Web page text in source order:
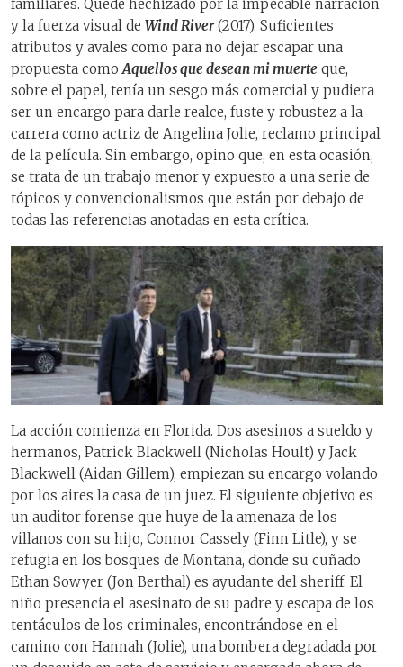
familiares. Quedé hechizado por la impecable narración
y la fuerza visual de Wind River(2017). Suficientes
atributos y avales como para no dejar escapar una
propuesta comoAquellos que desean mi muerte que,
sobre el papel, tenía un sesgo más comercial y pudiera
ser un encargo para darle realce, fuste y robustez a la
carrera como actriz de Angelina Jolie, reclamo principal
de la película. Sin embargo, opino que, en esta ocasión,
se trata de un trabajo menor y expuesto a una serie de
tópicos y convencionalismos que están por debajo de
todas las referencias anotadas en esta crítica.
La acción comienza en Florida. Dos asesinos a sueldo y
hermanos, Patrick Blackwell (Nicholas Hoult) y Jack
Blackwell (Aidan Gillem), empiezan su encargo volando
por los aires la casa de un juez. El siguiente objetivo es
un auditor forense que huye de la amenaza de los
villanos con su hijo, Connor Cassely (Finn Litle), y se
refugia en los bosques de Montana, donde su cuñado
Ethan Sowyer (Jon Berthal) es ayudante del sheriff. El
niño presencia el asesinato de su padre y escapa de los
tentáculos de los criminales, encontrándose en el
camino con Hannah (Jolie), una bombera degradada por